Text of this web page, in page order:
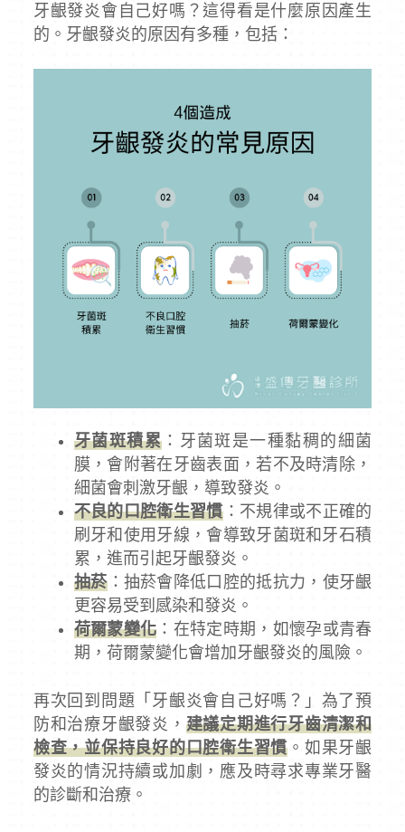
牙齦發炎會自己好嗎？這得看是什麼原因產生
的。牙齦發炎的原因有多種，包括：
牙菌斑積累 ：牙菌斑是一種黏稠的細菌
膜，會附著在牙齒表面，若不及時清除，
細菌會刺激牙齦，導致發炎。
不良的口腔衛生習慣：不規律或不正確的
刷牙和使用牙線，會導致牙菌斑和牙石積
累，進而引起牙齦發炎。
抽菸：抽菸會降低口腔的抵抗力，使牙齦
更容易受到感染和發炎。
荷爾蒙變化 ：在特定時期，如懷孕或青春
期，荷爾蒙變化會增加牙齦發炎的風險。
再次回到問題「牙齦炎會自己好嗎？」為了預
防和治療牙齦發炎， 建議定期進行牙齒清潔和
檢查，並保持良好的口腔衛生習慣 。如果牙齦
發炎的情況持續或加劇，應及時尋求專業牙醫
的診斷和治療。